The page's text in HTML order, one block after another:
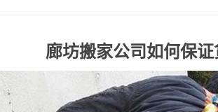
廊坊搬家公司如何保